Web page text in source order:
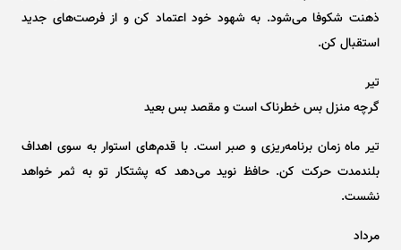
ذهنت شکوفا می‌شود. به شهود خود اعتماد کن و از فرصت‌های جدید
استقبال کن.
تیر
گرچه منزل بس خطرناک است و مقصد بس بعید
تیر ماه زمان برنامه‌ریزی و صبر است. با قدم‌های استوار به سوی اهداف
بلندمدت حرکت کن. حافظ نوید می‌دهد که پشتکار تو به ثمر خواهد
نشست.
مرداد